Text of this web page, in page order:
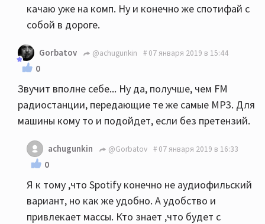
качаю уже на комп. Ну и конечно же спотифай с
собой в дороге.
Gorbatov @achugunkin 07 января 2019 в 15:44
0
Звучит вполне себе... Ну да, получше, чем FM
радиостанции, передающие те же самые MP3. Для
машины кому то и подойдет, если без претензий.
achugunkin @Gorbatov 07 января 2019 в 16:33
0
Я к тому ,что Spotify конечно не аудиофильский
вариант, но как же удобно. А удобство и
привлекает массы. Кто знает ,что будет с